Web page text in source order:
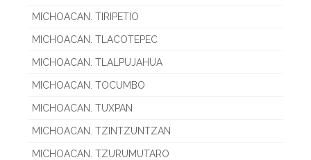
MICHOACAN. TIRIPETIO
MICHOACAN. TLACOTEPEC
MICHOACAN. TLALPUJAHUA
MICHOACAN. TOCUMBO
MICHOACAN. TUXPAN
MICHOACAN. TZINTZUNTZAN
MICHOACAN. TZURUMUTARO